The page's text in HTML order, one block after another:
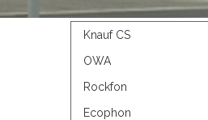
Knauf CS
OWA
Rockfon
Ecophon